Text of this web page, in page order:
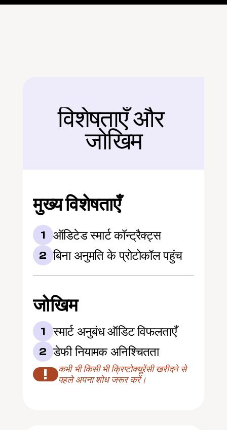
बैक
विशेषताएँ और
जोखिम
मुख्य विशेषताएँ
1 ऑडिटेड स्मार्ट कॉन्ट्रैक्ट्स
2 बिना अनुमति के प्रोटोकॉल पहुंच
जोखिम
1 स्मार्ट अनुबंध ऑडिट विफलताएँ
2 डेफी नियामक अनिश्चितता
!
कभी भी किसी भी क्रिप्टोक्यूरेंसी खरीदने से
पहले अपना शोध जरूर करें।